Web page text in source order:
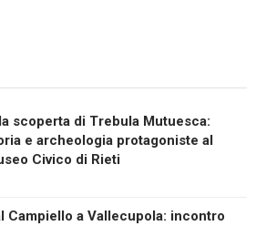
scoperta di Trebula Mutuesca:
e archeologia protagoniste al
Civico di Rieti
Campiello a Vallecupola: incontro